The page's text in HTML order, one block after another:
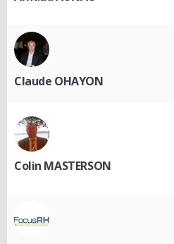
Claude OHAYON
Colin MASTERSON